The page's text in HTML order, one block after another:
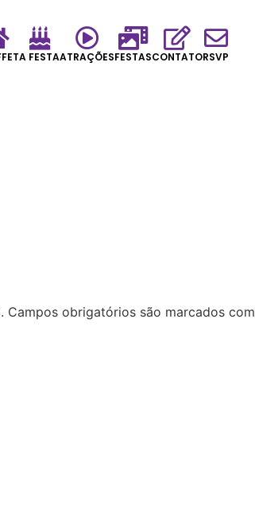
A FESTAATRAÇÕESFESTASCONTATORSVP
Campos obrigatórios são marcados com